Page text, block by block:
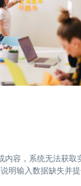
内容，系统无法获取
明输入数据缺失并